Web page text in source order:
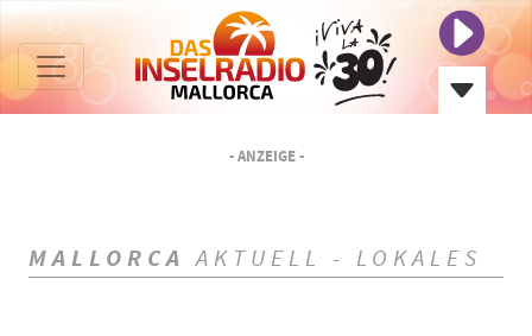
- ANZEIGE -
MALLORCA AKTUELL - LOKALES